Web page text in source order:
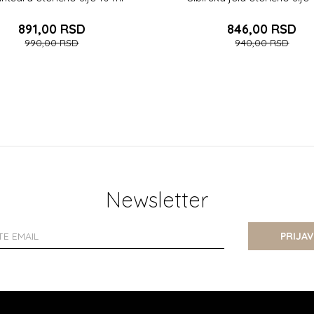
891,00 RSD
990,00RSD
846,00 RSD
940,00RSD
Newsletter